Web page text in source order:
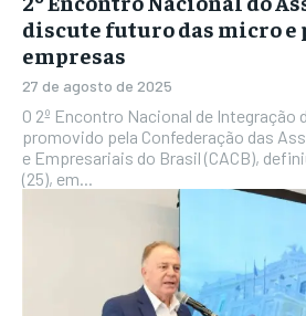
discute futuro das micro e
empresas
27 de agosto de 2025
O 2º Encontro Nacional de
promovido pela Confederação das
e Empresariais do Brasil (CACB),
(25), em...